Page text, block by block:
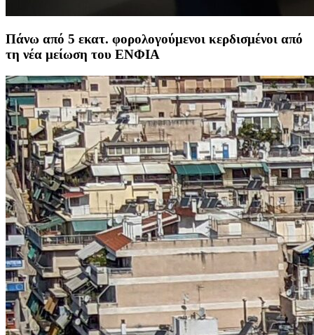
Πάνω από 5 εκατ. φορολογούμενοι κερδισμένοι από
τη νέα μείωση του ΕΝΦΙΑ